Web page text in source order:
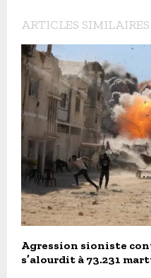
ARTICLES SIMILAIRES
Agression sioniste
s’alourdit à 73.231